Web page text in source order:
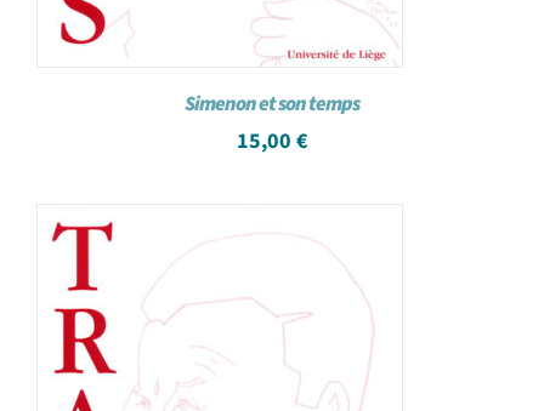
Simenon et son temps
15,00 €